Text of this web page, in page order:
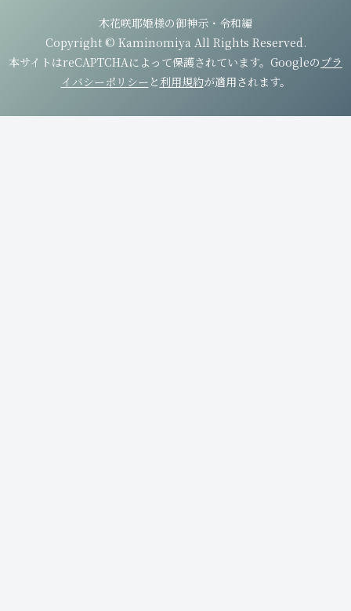
木花咲耶姫様の御神示・令和編
Copyright © Kaminomiya All Rights Reserved.
本サイトはreCAPTCHAによって保護されています。Googleの プラ
イバシーポリシー と利用規約が適用されます。